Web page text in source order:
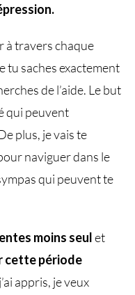
à travers chaque
tu saches exactement
de l’aide. Le but
qui peuvent
plus, je vais te
naviguer dans le
qui peuvent te
moins seulet
cette période
appris, je veux